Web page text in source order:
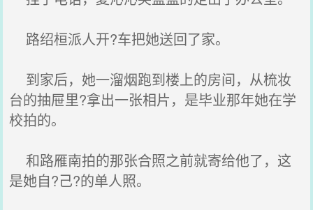
路绍桓派人开?车把她送回了家。
到家后，她一溜烟跑到楼上的房间，从梳妆
台的抽屉里?拿出一张相片，是毕业那年她在学
校拍的。
和路雁南拍的那张合照之前就寄给他了，这
是她自?己?的单人照。